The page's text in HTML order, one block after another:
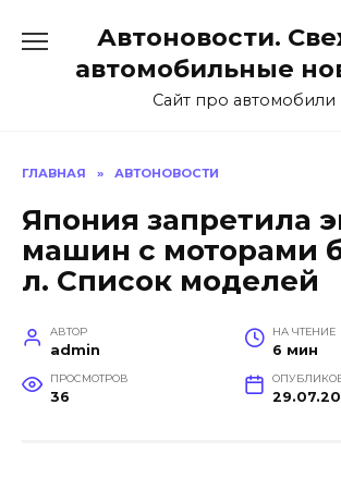
содержанию
Автоновости.
автомобильные
Сайт про автомобили
ГЛАВНАЯ » АВТОНОВОСТИ
Япония запретила
машин с моторами
л. Список моделей
АВТОР
admin
НА ЧТЕНИЕ
6 мин
ПРОСМОТРОВ
36